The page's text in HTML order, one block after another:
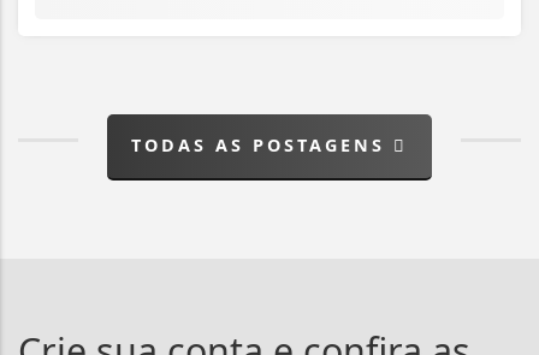
TODAS AS POSTAGENS